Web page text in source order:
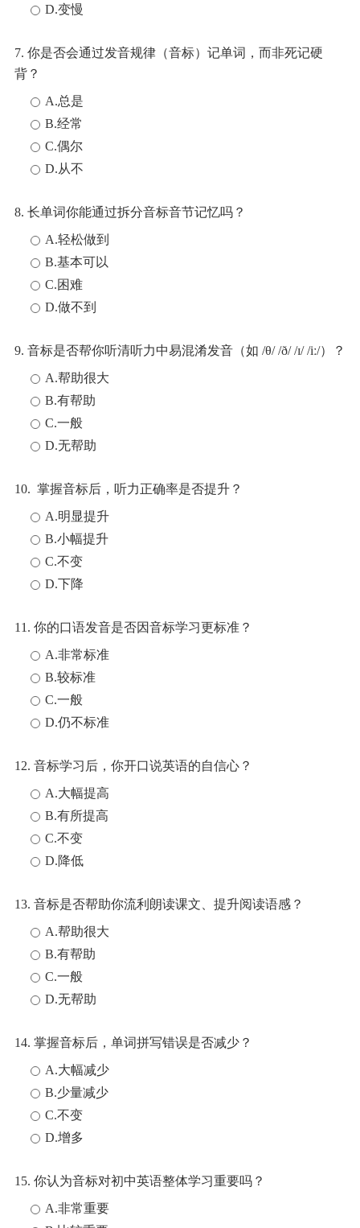
D.变慢
7. 你是否会通过发音规律（音标）记单词，而非死记硬
背？
A.总是
B.经常
C.偶尔
D.从不
8. 长单词你能通过拆分音标音节记忆吗？
A.轻松做到
B.基本可以
C.困难
D.做不到
9. 音标是否帮你听清听力中易混淆发音（如 /θ/ /ð/ /ɪ/ /iː/）？
A.帮助很大
B.有帮助
C.一般
D.无帮助
10. 掌握音标后，听力正确率是否提升？
A.明显提升
B.小幅提升
C.不变
D.下降
11. 你的口语发音是否因音标学习更标准？
A.非常标准
B.较标准
C.一般
D.仍不标准
12. 音标学习后，你开口说英语的自信心？
A.大幅提高
B.有所提高
C.不变
D.降低
13. 音标是否帮助你流利朗读课文、提升阅读语感？
A.帮助很大
B.有帮助
C.一般
D.无帮助
14. 掌握音标后，单词拼写错误是否减少？
A.大幅减少
B.少量减少
C.不变
D.增多
15. 你认为音标对初中英语整体学习重要吗？
A.非常重要